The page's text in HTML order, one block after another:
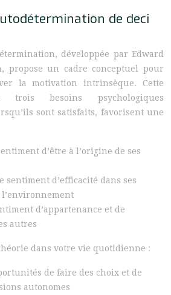
de deci
développée par Edward
propose un cadre conceptuel pour
la motivation intrinsèque. Cette
trois besoins psychologiques
sont satisfaits, favorisent une
d’être à l’origine de ses
sentiment d’efficacité dans ses
d’appartenance et de
autres
dans votre vie quotidienne :
de faire des choix et de
autonomes